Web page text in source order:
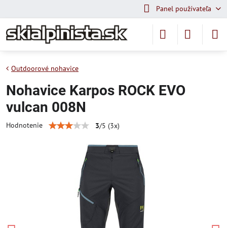
Panel používateľa
Outdoorové nohavice
Nohavice Karpos ROCK EVO
vulcan 008N
Hodnotenie 3/5 (3x)